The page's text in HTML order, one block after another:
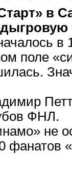
в
поле
ФНЛ.
не
фанатов